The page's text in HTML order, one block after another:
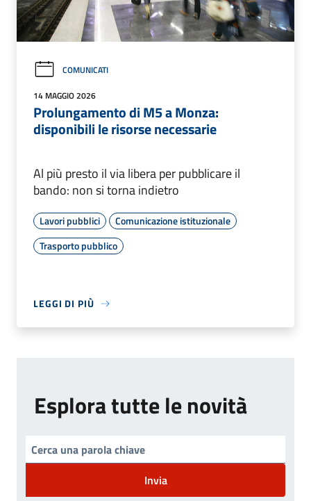
COMUNICATI
14 MAGGIO 2026
Prolungamento di M5 a Monza:
disponibili le risorse necessarie
Al più presto il via libera per pubblicare il
bando: non si torna indietro
Lavori pubblici
Comunicazione istituzionale
Trasporto pubblico
LEGGI DI PIÙ
Esplora tutte le novità
Invia